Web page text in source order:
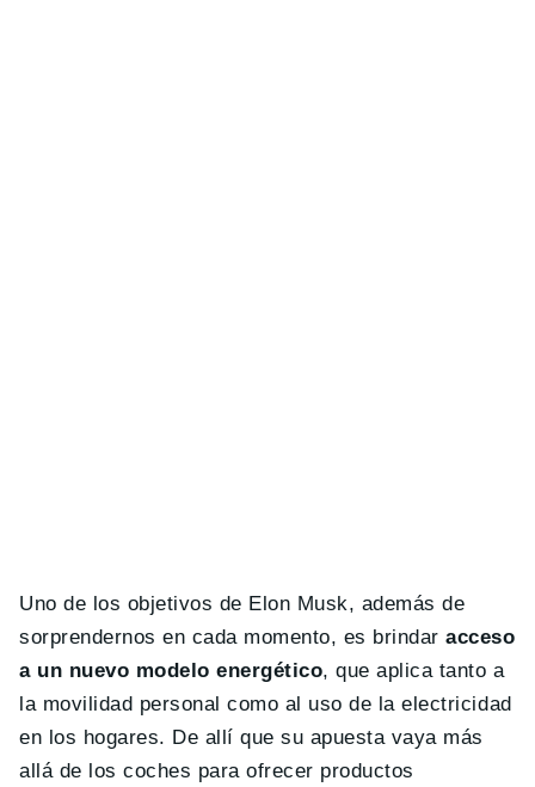
Uno de los objetivos de Elon Musk, además de
sorprendernos en cada momento, es brindaracceso
a un nuevo modelo energético, que aplica tanto a
la movilidad personal como al uso de la electricidad
en los hogares. De allí que su apuesta vaya más
allá de los coches para ofrecer productos